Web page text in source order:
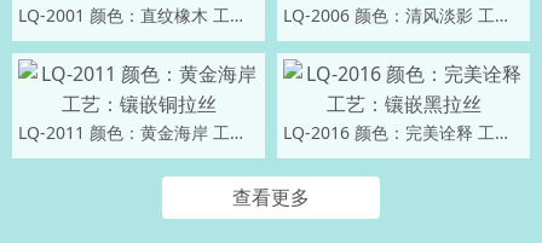
LQ-2001 颜色：直纹橡木 工艺：镶嵌国潮装饰件 LQ-2006 颜色：清风淡影 工艺：镶嵌金拉丝
LQ-2011 颜色：黄金海岸 工艺：镶嵌铜拉丝 LQ-2016 颜色：完美诠释 工艺：镶嵌黑拉丝
查看更多